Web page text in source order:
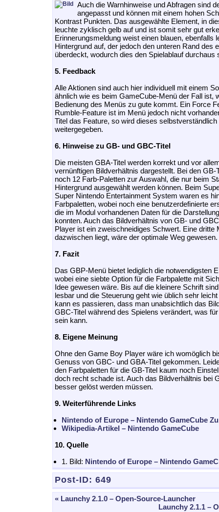
Auch die Warnhinweise und Abfragen sind
angepasst und können mit einem hohen
Kontrast Punkten. Das ausgewählte Element, in
leuchte zyklisch gelb auf und ist somit sehr gut
Erinnerungsmeldung weist einen blauen, ebenfalls
Hintergrund auf, der jedoch den unteren Rand des
überdeckt, wodurch dies den Spielablauf durchaus
5. Feedback
Alle Aktionen sind auch hier individuell mit einem
ähnlich wie es beim GameCube-Menü der Fall ist,
Bedienung des Menüs zu gute kommt. Ein Force
Rumble-Feature ist im Menü jedoch nicht
Titel das Feature, so wird dieses
weitergegeben.
6. Hinweise zu GB- und GBC-Titel
Die meisten GBA-Titel werden korrekt und vor
vernünftigen Bildverhältnis dargestellt. Bei den GB-
noch 12 Farb-Paletten zur Auswahl, die nur beim
Hintergrund ausgewählt werden können. Beim
Super Nintendo Entertainment System waren es
Farbpaletten, wobei noch eine benutzerdefinierte
die im Modul vorhandenen Daten für die
konnten. Auch das Bildverhältnis von GB- und
Player ist ein zweischneidiges Schwert. Eine dritte
dazwischen liegt, wäre der optimale Weg gewesen.
7. Fazit
Das GBP-Menü bietet lediglich die notwendigsten
wobei eine siebte Option für die Farbpalette mit
Idee gewesen wäre. Bis auf die kleinere Schrift
lesbar und die Steuerung geht wie üblich sehr
kann es passieren, dass man unabsichtlich das
GBC-Titel während des Spielens verändert, was
sein kann.
8. Eigene Meinung
Ohne den Game Boy Player wäre ich womöglich
Genuss von GBC- und GBA-Titel gekommen.
den Farbpaletten für die GB-Titel kaum noch
doch recht schade ist. Auch das Bildverhältnis bei
besser gelöst werden müssen.
9. Weiterführende Links
Nintendo of Europe – Nintendo GameCube
Wikipedia-Artikel – Nintendo GameCube
10. Quelle
1. Bild: Nintendo of Europe – Nintendo
Post-ID: 649
« Launchy 2.1.0 – Open-Source-Launcher
Launchy 2.1.1 –